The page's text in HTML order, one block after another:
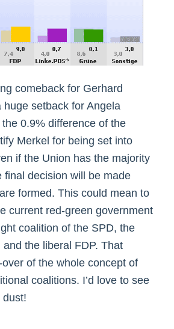
comeback for Gerhard
huge setback for Angela
0.9% difference of the
Merkel for being set into
if the Union has the majority
final decision will be made
formed. This could mean to
current red-green government
coalition of the SPD, the
the liberal FDP. That
of the whole concept of
coalitions. I’d love to see
dust!